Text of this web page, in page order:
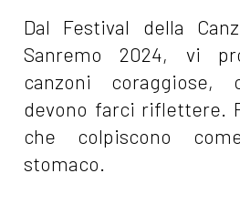
Dal Festival della
Sanremo 2024, vi
canzoni
devono farci riflettere.
che colpiscono
stomaco.